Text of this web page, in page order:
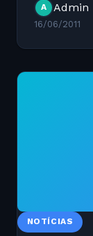
A Admin
16/06/2011
NOTÍCIAS